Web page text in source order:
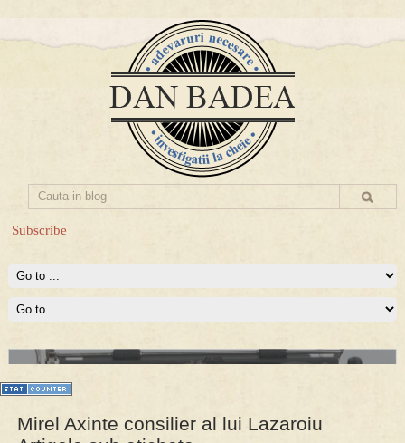
Subscribe
Prima mea carte publicata (Nemira)
Averea Presedintelui: prima lucrare despre controversatele
conturi secrete ale Securitatii.
Mirel Axinte consilier al lui Lazaroiu